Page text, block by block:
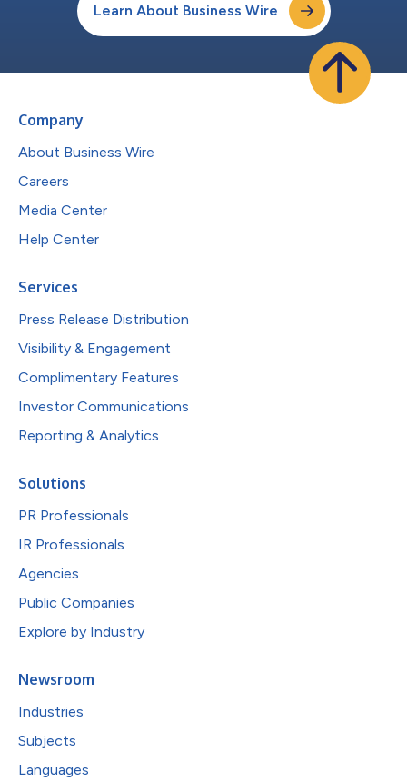
Learn About Business Wire
Company
About Business Wire
Careers
Media Center
Help Center
Services
Press Release Distribution
Visibility & Engagement
Complimentary Features
Investor Communications
Reporting & Analytics
Solutions
PR Professionals
IR Professionals
Agencies
Public Companies
Explore by Industry
Newsroom
Industries
Subjects
Languages